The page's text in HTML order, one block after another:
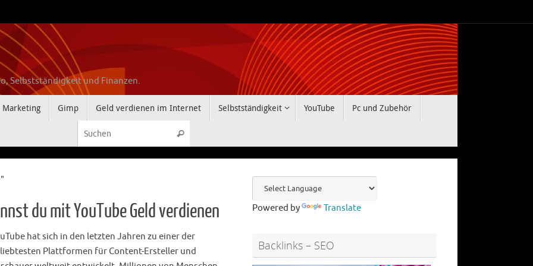
Selbstständigkeit und Finanzen.
Marketing Gimp Geld verdienen im Internet Selbstständigkeit YouTube
Pc und Zubehör
Suchen
du mit YouTube Geld verdienen
hat sich in den letzten Jahren zu einer der
Plattformen für Content-Ersteller und
Powered by Translate
Backlinks – SEO